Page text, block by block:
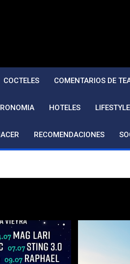
COCTELES COMENTARIOS DE
HOTELES LIFESTYLE
RECOMENDACIONES